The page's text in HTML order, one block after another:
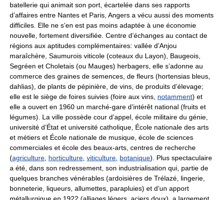
batellerie qui animait son port, écartelée dans ses rapports
d’affaires entre Nantes et Paris, Angers a vécu aussi des moments
difficiles. Elle ne s’en est pas moins adaptée à une économie
nouvelle, fortement diversifiée. Centre d’échanges au contact de
régions aux aptitudes complémentaires: vallée d’Anjou
maraîchère, Saumurois viticole (coteaux du Layon), Baugeois,
Segréen et Choletais (ou Mauges) herbagers, elle s’adonne au
commerce des graines de semences, de fleurs (hortensias bleus,
dahlias), de plants de pépinière, de vins, de produits d’élevage;
elle est le siège de foires suivies (foire aux vins, notamment) et
elle a ouvert en 1960 un marché-gare d’intérêt national (fruits et
légumes). La ville possède cour d’appel, école militaire du génie,
université d’État et université catholique, École nationale des arts
et métiers et École nationale de musique, école de sciences
commerciales et école des beaux-arts, centres de recherche
(agriculture horticulture viticulture botanique). Plus spectaculaire
a été, dans son redressement, son industrialisation qui, partie de
quelques branches vénérables (ardoisières de Trélazé, lingerie,
bonneterie, liqueurs, allumettes, parapluies) et d’un apport
métallurgique en 1922 (alliages légers, aciers doux), a largement